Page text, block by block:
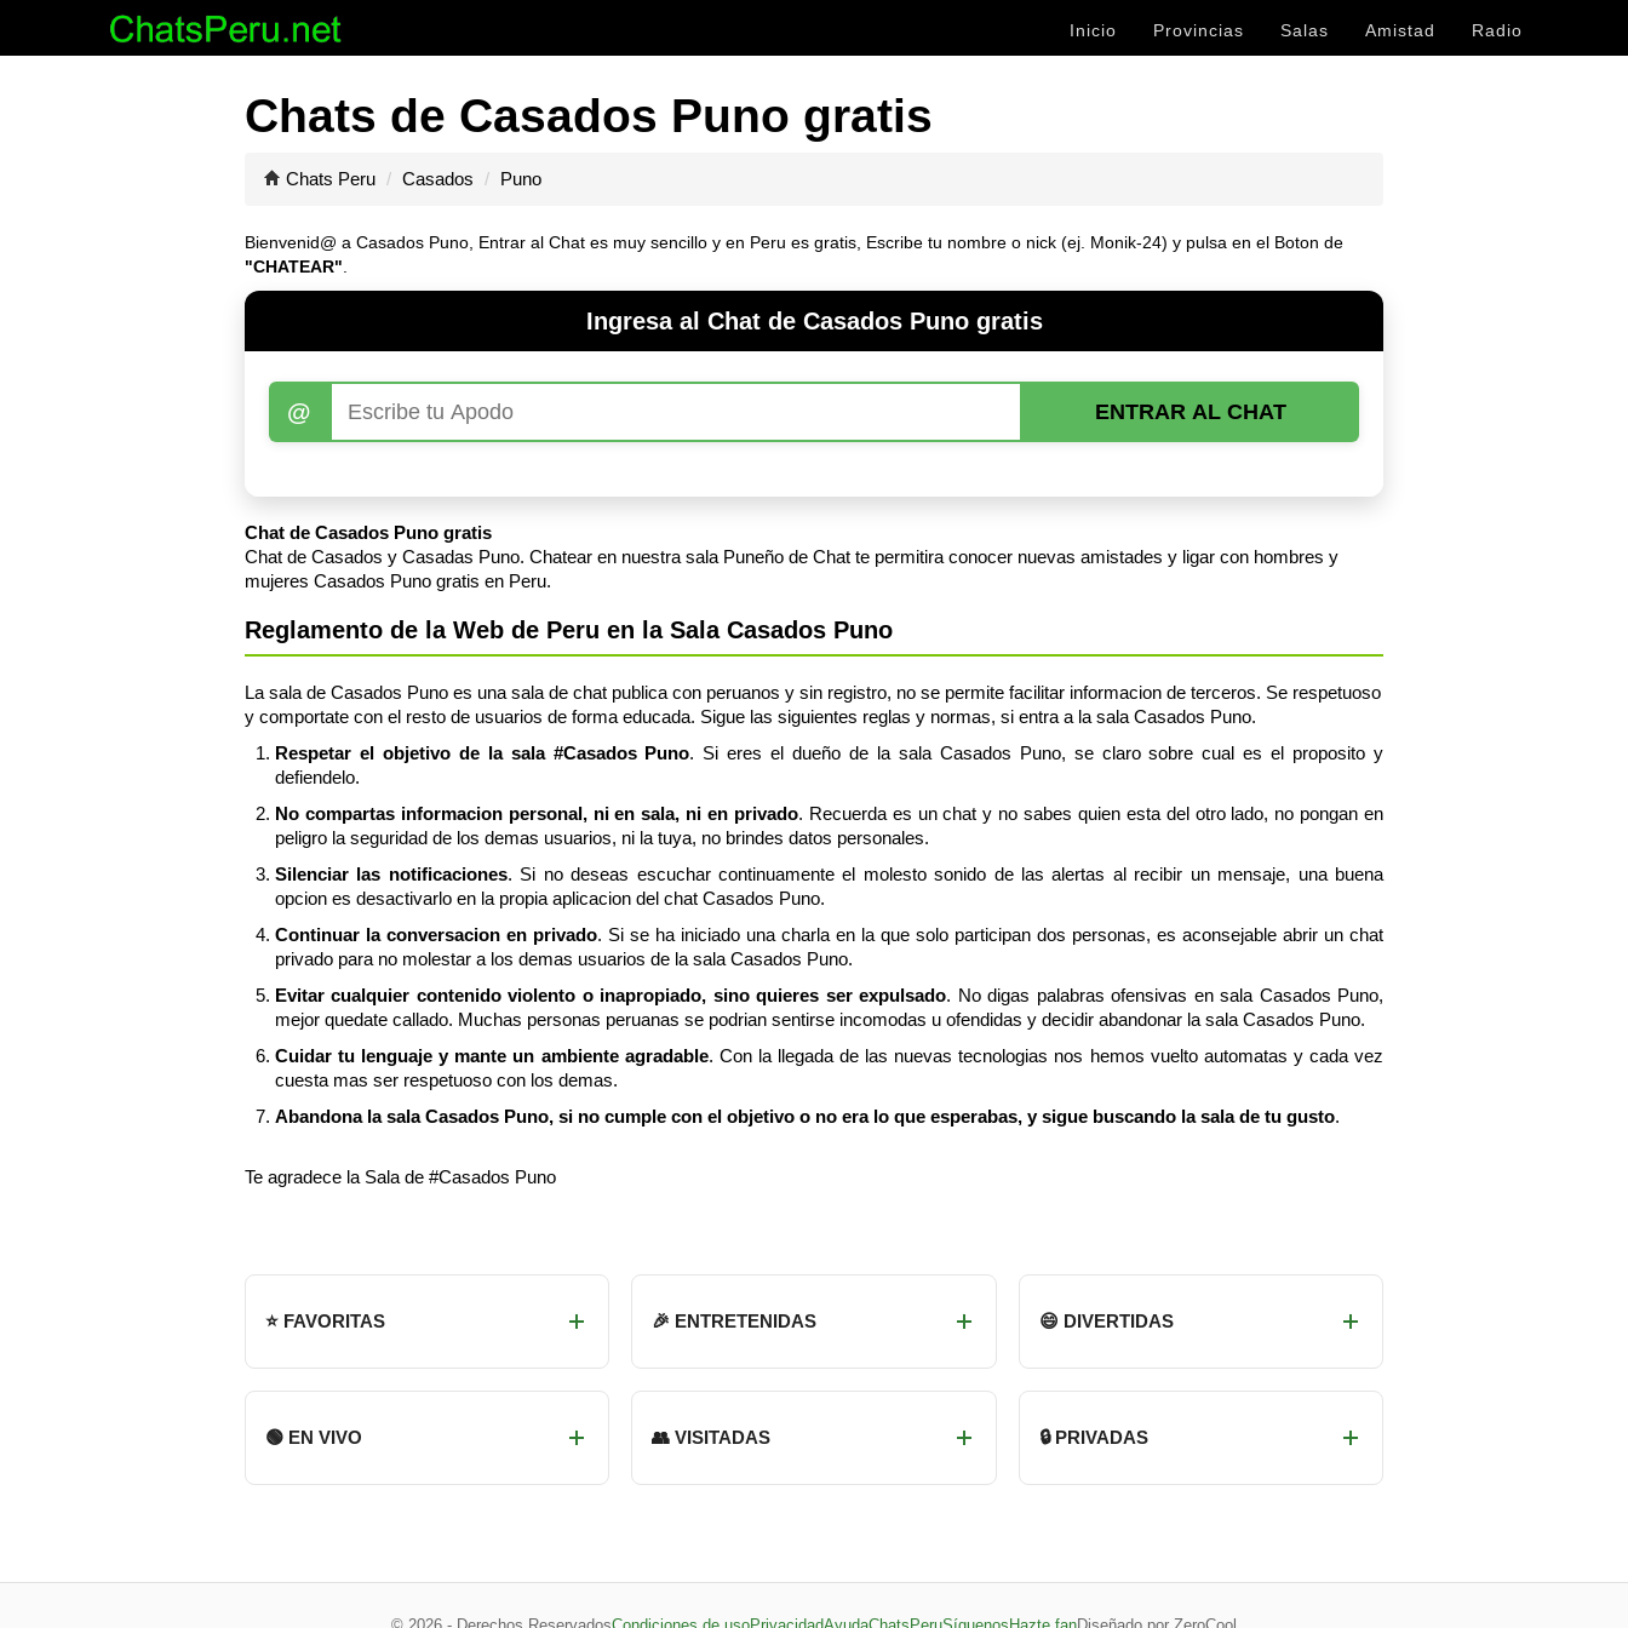
Inicio Provincias Salas Amistad Radio
Chats de Casados Puno gratis
Chats Peru Casados Puno
Bienvenid@ a Casados Puno, Entrar al Chat es muy sencillo y en Peru es gratis, Escribe tu nombre o nick (ej. Monik-24) y pulsa en el Boton de
"CHATEAR"
Ingresa al Chat de Casados Puno gratis
@ ENTRAR AL CHAT
Chat de Casados Puno gratis
Chat de Casados y Casadas Puno. Chatear en nuestra sala Puneño de Chat te permitira conocer nuevas amistades y ligar con hombres y
mujeres Casados Puno gratis en Peru.
Reglamento de la Web de Peru en la Sala Casados Puno
La sala de Casados Puno es una sala de chat publica con peruanos y sin registro, no se permite facilitar informacion de terceros. Se respetuoso
y comportate con el resto de usuarios de forma educada. Sigue las siguientes reglas y normas, si entra a la sala Casados Puno.
Respetar el objetivo de la sala #Casados Puno. Si eres el dueño de la sala Casados Puno, se claro sobre cual es el proposito y
defiendelo.
No compartas informacion personal, ni en sala, ni en privado. Recuerda es un chat y no sabes quien esta del otro lado, no pongan en
peligro la seguridad de los demas usuarios, ni la tuya, no brindes datos personales.
Silenciar las notificaciones. Si no deseas escuchar continuamente el molesto sonido de las alertas al recibir un mensaje, una buena
opcion es desactivarlo en la propia aplicacion del chat Casados Puno.
Continuar la conversacion en privado. Si se ha iniciado una charla en la que solo participan dos personas, es aconsejable abrir un chat
privado para no molestar a los demas usuarios de la sala Casados Puno.
Evitar cualquier contenido violento o inapropiado, sino quieres ser expulsado. No digas palabras ofensivas en sala Casados Puno,
mejor quedate callado. Muchas personas peruanas se podrian sentirse incomodas u ofendidas y decidir abandonar la sala Casados Puno.
Cuidar tu lenguaje y mante un ambiente agradable. Con la llegada de las nuevas tecnologias nos hemos vuelto automatas y cada vez
cuesta mas ser respetuoso con los demas.
Abandona la sala Casados Puno, si no cumple con el objetivo o no era lo que esperabas, y sigue buscando la sala de tu gusto.
Te agradece la Sala de #Casados Puno
⭐ FAVORITAS 🎉 ENTRETENIDAS 😄 DIVERTIDAS
🟢 EN VIVO 👥 VISITADAS 🔒 PRIVADAS